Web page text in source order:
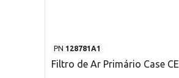
PN 128781A1
Filtro de Ar Primário Case CE